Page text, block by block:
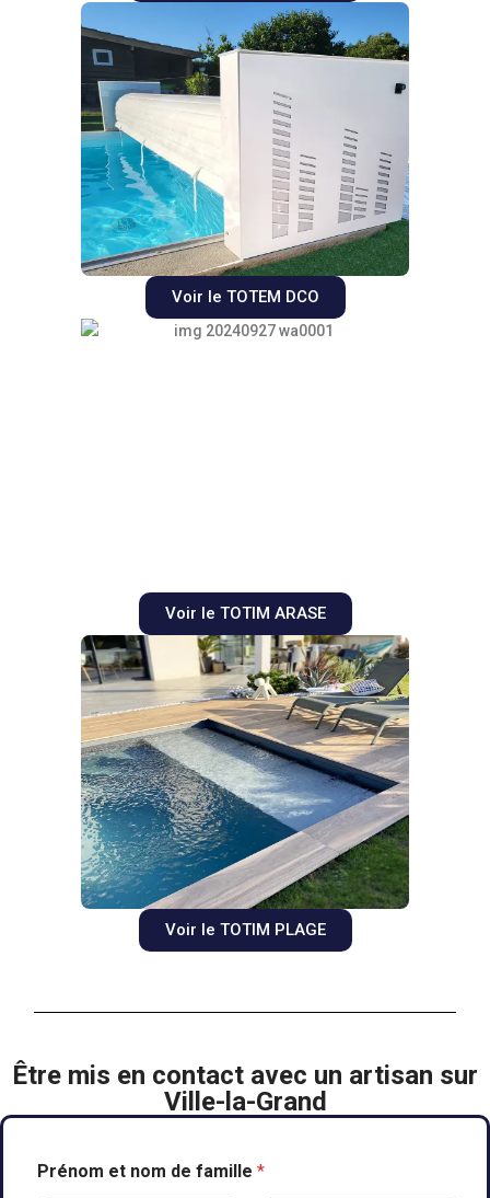
Voir le TOTEM DCO
Voir le TOTIM ARASE
Voir le TOTIM PLAGE
Être mis en contact avec un artisan sur
Ville-la-Grand
Prénom et nom de famille *